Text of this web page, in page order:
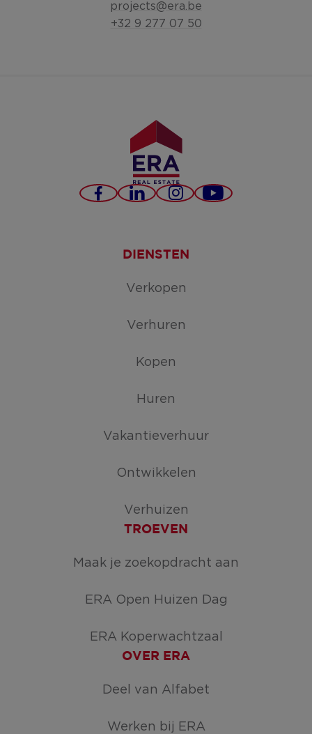
projects@era.be
+32 9 277 07 50
Facebook
LinkedInInstagramYouTube
DIENSTEN
Verkopen
Verhuren
Kopen
Huren
Vakantieverhuur
Ontwikkelen
Verhuizen
TROEVEN
Maak je zoekopdracht aan
ERA Open Huizen Dag
ERA Koperwachtzaal
OVER ERA
Deel van Alfabet
Werken bij ERA